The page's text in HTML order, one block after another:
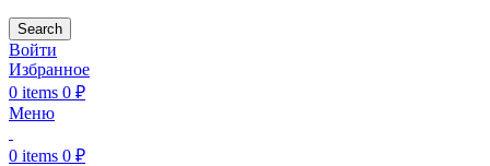
Search
Войти
Избранное
0 items 0 ₽
Меню
0 items 0 ₽